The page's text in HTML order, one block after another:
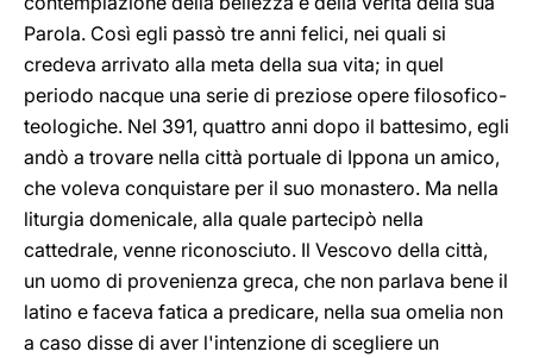
Parola. Così egli passò tre anni felici, nei quali si
credeva arrivato alla meta della sua vita; in quel
periodo nacque una serie di preziose opere filosofico-
teologiche. Nel 391, quattro anni dopo il battesimo, egli
andò a trovare nella città portuale di Ippona un amico,
che voleva conquistare per il suo monastero. Ma nella
liturgia domenicale, alla quale partecipò nella
cattedrale, venne riconosciuto. Il Vescovo della città,
un uomo di provenienza greca, che non parlava bene il
latino e faceva fatica a predicare, nella sua omelia non
a caso disse di aver l'intenzione di scegliere un